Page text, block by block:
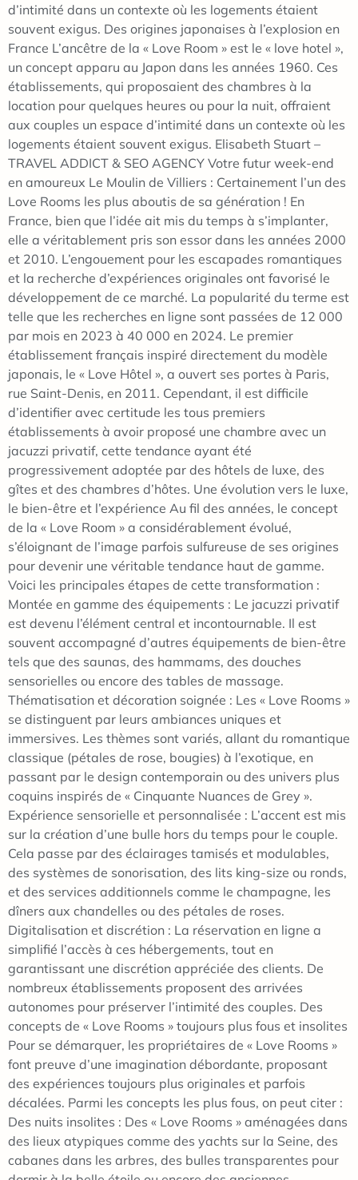
d’intimité dans un contexte où les logements étaient
souvent exigus. Des origines japonaises à l’explosion en
France L’ancêtre de la « Love Room » est le « love hotel »,
un concept apparu au Japon dans les années 1960. Ces
établissements, qui proposaient des chambres à la
location pour quelques heures ou pour la nuit, offraient
aux couples un espace d’intimité dans un contexte où les
logements étaient souvent exigus. Elisabeth Stuart –
TRAVEL ADDICT & SEO AGENCY Votre futur week-end
en amoureux Le Moulin de Villiers : Certainement l’un des
Love Rooms les plus aboutis de sa génération ! En
France, bien que l’idée ait mis du temps à s’implanter,
elle a véritablement pris son essor dans les années 2000
et 2010. L’engouement pour les escapades romantiques
et la recherche d’expériences originales ont favorisé le
développement de ce marché. La popularité du terme est
telle que les recherches en ligne sont passées de 12 000
par mois en 2023 à 40 000 en 2024. Le premier
établissement français inspiré directement du modèle
japonais, le « Love Hôtel », a ouvert ses portes à Paris,
rue Saint-Denis, en 2011. Cependant, il est difficile
d’identifier avec certitude les tous premiers
établissements à avoir proposé une chambre avec un
jacuzzi privatif, cette tendance ayant été
progressivement adoptée par des hôtels de luxe, des
gîtes et des chambres d’hôtes. Une évolution vers le luxe,
le bien-être et l’expérience Au fil des années, le concept
de la « Love Room » a considérablement évolué,
s’éloignant de l’image parfois sulfureuse de ses origines
pour devenir une véritable tendance haut de gamme.
Voici les principales étapes de cette transformation :
Montée en gamme des équipements : Le jacuzzi privatif
est devenu l’élément central et incontournable. Il est
souvent accompagné d’autres équipements de bien-être
tels que des saunas, des hammams, des douches
sensorielles ou encore des tables de massage.
Thématisation et décoration soignée : Les « Love Rooms »
se distinguent par leurs ambiances uniques et
immersives. Les thèmes sont variés, allant du romantique
classique (pétales de rose, bougies) à l’exotique, en
passant par le design contemporain ou des univers plus
coquins inspirés de « Cinquante Nuances de Grey ».
Expérience sensorielle et personnalisée : L’accent est mis
sur la création d’une bulle hors du temps pour le couple.
Cela passe par des éclairages tamisés et modulables,
des systèmes de sonorisation, des lits king-size ou ronds,
et des services additionnels comme le champagne, les
dîners aux chandelles ou des pétales de roses.
Digitalisation et discrétion : La réservation en ligne a
simplifié l’accès à ces hébergements, tout en
garantissant une discrétion appréciée des clients. De
nombreux établissements proposent des arrivées
autonomes pour préserver l’intimité des couples. Des
concepts de « Love Rooms » toujours plus fous et insolites
Pour se démarquer, les propriétaires de « Love Rooms »
font preuve d’une imagination débordante, proposant
des expériences toujours plus originales et parfois
décalées. Parmi les concepts les plus fous, on peut citer :
Des nuits insolites : Des « Love Rooms » aménagées dans
des lieux atypiques comme des yachts sur la Seine, des
cabanes dans les arbres, des bulles transparentes pour